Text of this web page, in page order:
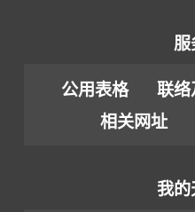
服
公用表格 联络
相关网址
我的